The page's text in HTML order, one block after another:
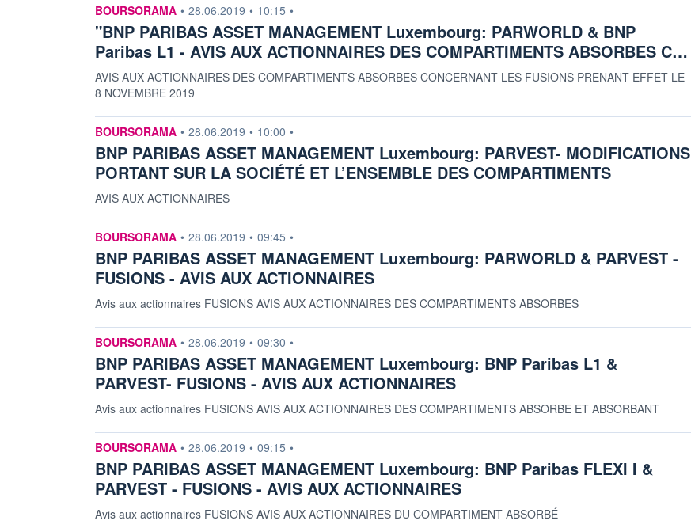
information fournie par
BOURSORAMA • 28.06.2019 • 10:15 •
"BNP PARIBAS ASSET MANAGEMENT Luxembourg: PARWORLD & BNP
Paribas L1 - AVIS AUX ACTIONNAIRES DES COMPARTIMENTS ABSORBES C…
AVIS AUX ACTIONNAIRES DES COMPARTIMENTS ABSORBES CONCERNANT LES FUSIONS PRENANT EFFET LE
8 NOVEMBRE 2019
information fournie par
BOURSORAMA • 28.06.2019 • 10:00 •
BNP PARIBAS ASSET MANAGEMENT Luxembourg: PARVEST- MODIFICATIONS
PORTANT SUR LA SOCIÉTÉ ET L’ENSEMBLE DES COMPARTIMENTS
AVIS AUX ACTIONNAIRES
information fournie par
BOURSORAMA • 28.06.2019 • 09:45 •
BNP PARIBAS ASSET MANAGEMENT Luxembourg: PARWORLD & PARVEST -
FUSIONS - AVIS AUX ACTIONNAIRES
Avis aux actionnaires FUSIONS AVIS AUX ACTIONNAIRES DES COMPARTIMENTS ABSORBES
information fournie par
BOURSORAMA • 28.06.2019 • 09:30 •
BNP PARIBAS ASSET MANAGEMENT Luxembourg: BNP Paribas L1 &
PARVEST- FUSIONS - AVIS AUX ACTIONNAIRES
Avis aux actionnaires FUSIONS AVIS AUX ACTIONNAIRES DES COMPARTIMENTS ABSORBE ET ABSORBANT
information fournie par
BOURSORAMA • 28.06.2019 • 09:15 •
BNP PARIBAS ASSET MANAGEMENT Luxembourg: BNP Paribas FLEXI I &
PARVEST - FUSIONS - AVIS AUX ACTIONNAIRES
Avis aux actionnaires FUSIONS AVIS AUX ACTIONNAIRES DU COMPARTIMENT ABSORBÉ